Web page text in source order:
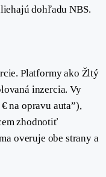
dohľadu NBS.
Platformy ako Žltý
inzercia. Vy
na opravu auta”),
zhodnotiť
overuje obe strany a